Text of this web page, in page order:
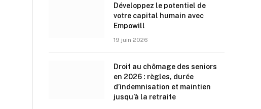
Développez le potentiel de
votre capital humain avec
Empowill
19 juin 2026
Droit au chômage des seniors
en 2026 : règles, durée
d’indemnisation et maintien
jusqu’à la retraite